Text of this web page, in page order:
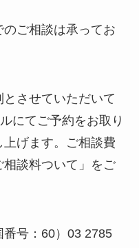
ご相談は承ってお
させていただいて
にてご予約をお取り
上げます。ご相談費
談料ついて」をご
号：60）03 2785